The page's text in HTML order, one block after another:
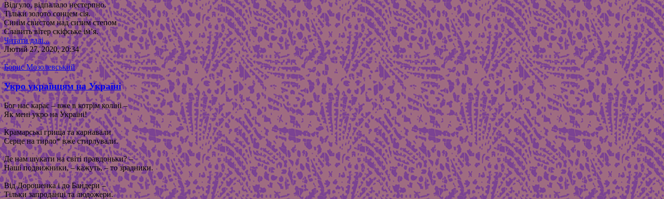
Відгуло, відпалало нестерпно.
Тільки золото сонцем сія.
Синім свистом над сизим степом
Славить вітер скіфське ім’я.
Читати далі...
Лютий 27, 2020, 20:34
Борис Мозолевський
Укро українцям на Україні
Бог нас карає – вже в котрім коліні –
Як мені укро на Україні!
Крамарські грища та карнавали
Серце на тирло* вже стирлували.
Де нам шукати на світі правдоньки? –
Наші подвижники, – кажуть, – то зрадники.
Від Дорошенка і до Бандери –
Тільки запроданці та людожери.